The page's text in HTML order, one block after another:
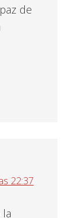
de
22:37